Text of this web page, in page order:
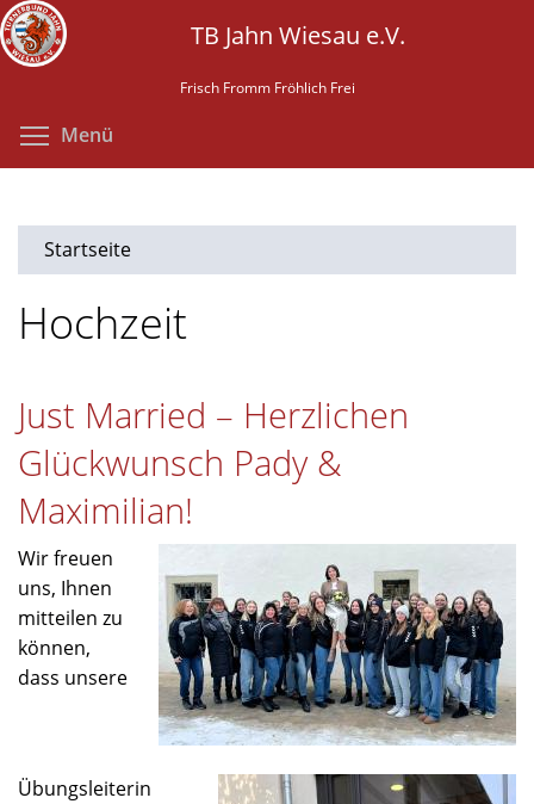
Direkt
zum
Inhalt
TB Jahn Wiesau e.V.
Frisch Fromm Fröhlich Frei
Menü
Startseite
Hochzeit
Just Married – Herzlichen
Glückwunsch Pady &
Maximilian!
Wir freuen
uns, Ihnen
mitteilen zu
können,
dass unsere
Übungsleiterin